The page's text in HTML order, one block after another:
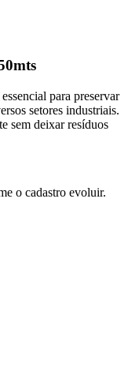
para preservar
setores industriais.
sem deixar resíduos
o cadastro evoluir.